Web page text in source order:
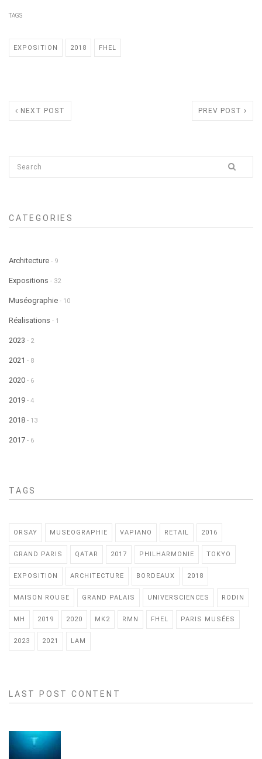
TAGS
EXPOSITION 2018 FHEL
NEXT POST PREV POST
CATEGORIES
Architecture - 9
Expositions - 32
Muséographie - 10
Réalisations - 1
2023 - 2
2021 - 8
2020 - 6
2019 - 4
2018 - 13
2017 - 6
TAGS
ORSAY MUSEOGRAPHIE VAPIANO RETAIL 2016
GRAND PARIS QATAR 2017 PHILHARMONIE TOKYO
EXPOSITION ARCHITECTURE BORDEAUX 2018
MAISON ROUGE GRAND PALAIS UNIVERSCIENCES RODIN
MH 2019 2020 MK2 RMN FHEL PARIS MUSÉES
2023 2021 LAM
LAST POST CONTENT